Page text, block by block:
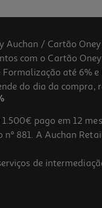
Auchan / Cartão
com o Cartão
até 6%
do dia da
pago em 12
881. A Auchan
de